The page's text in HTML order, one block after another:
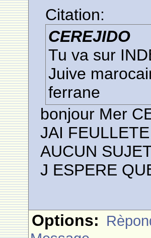
Citation:
CEREJIDO
Tu va sur
Juive
ferrane
bonjour Mer
JAI
AUCUN
J ESPERE
Options: